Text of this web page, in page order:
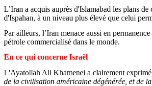
L’Iran a acquis auprès d'Islamabad les plans
d'Ispahan, à un niveau plus élevé que celui
Par ailleurs, l’Iran menace aussi en
pétrole commercialisé dans le monde.
En ce qui concerne Israël
L'Ayatollah Ali Khamenei a clairement
de la civilisation américaine dégénérée, et de